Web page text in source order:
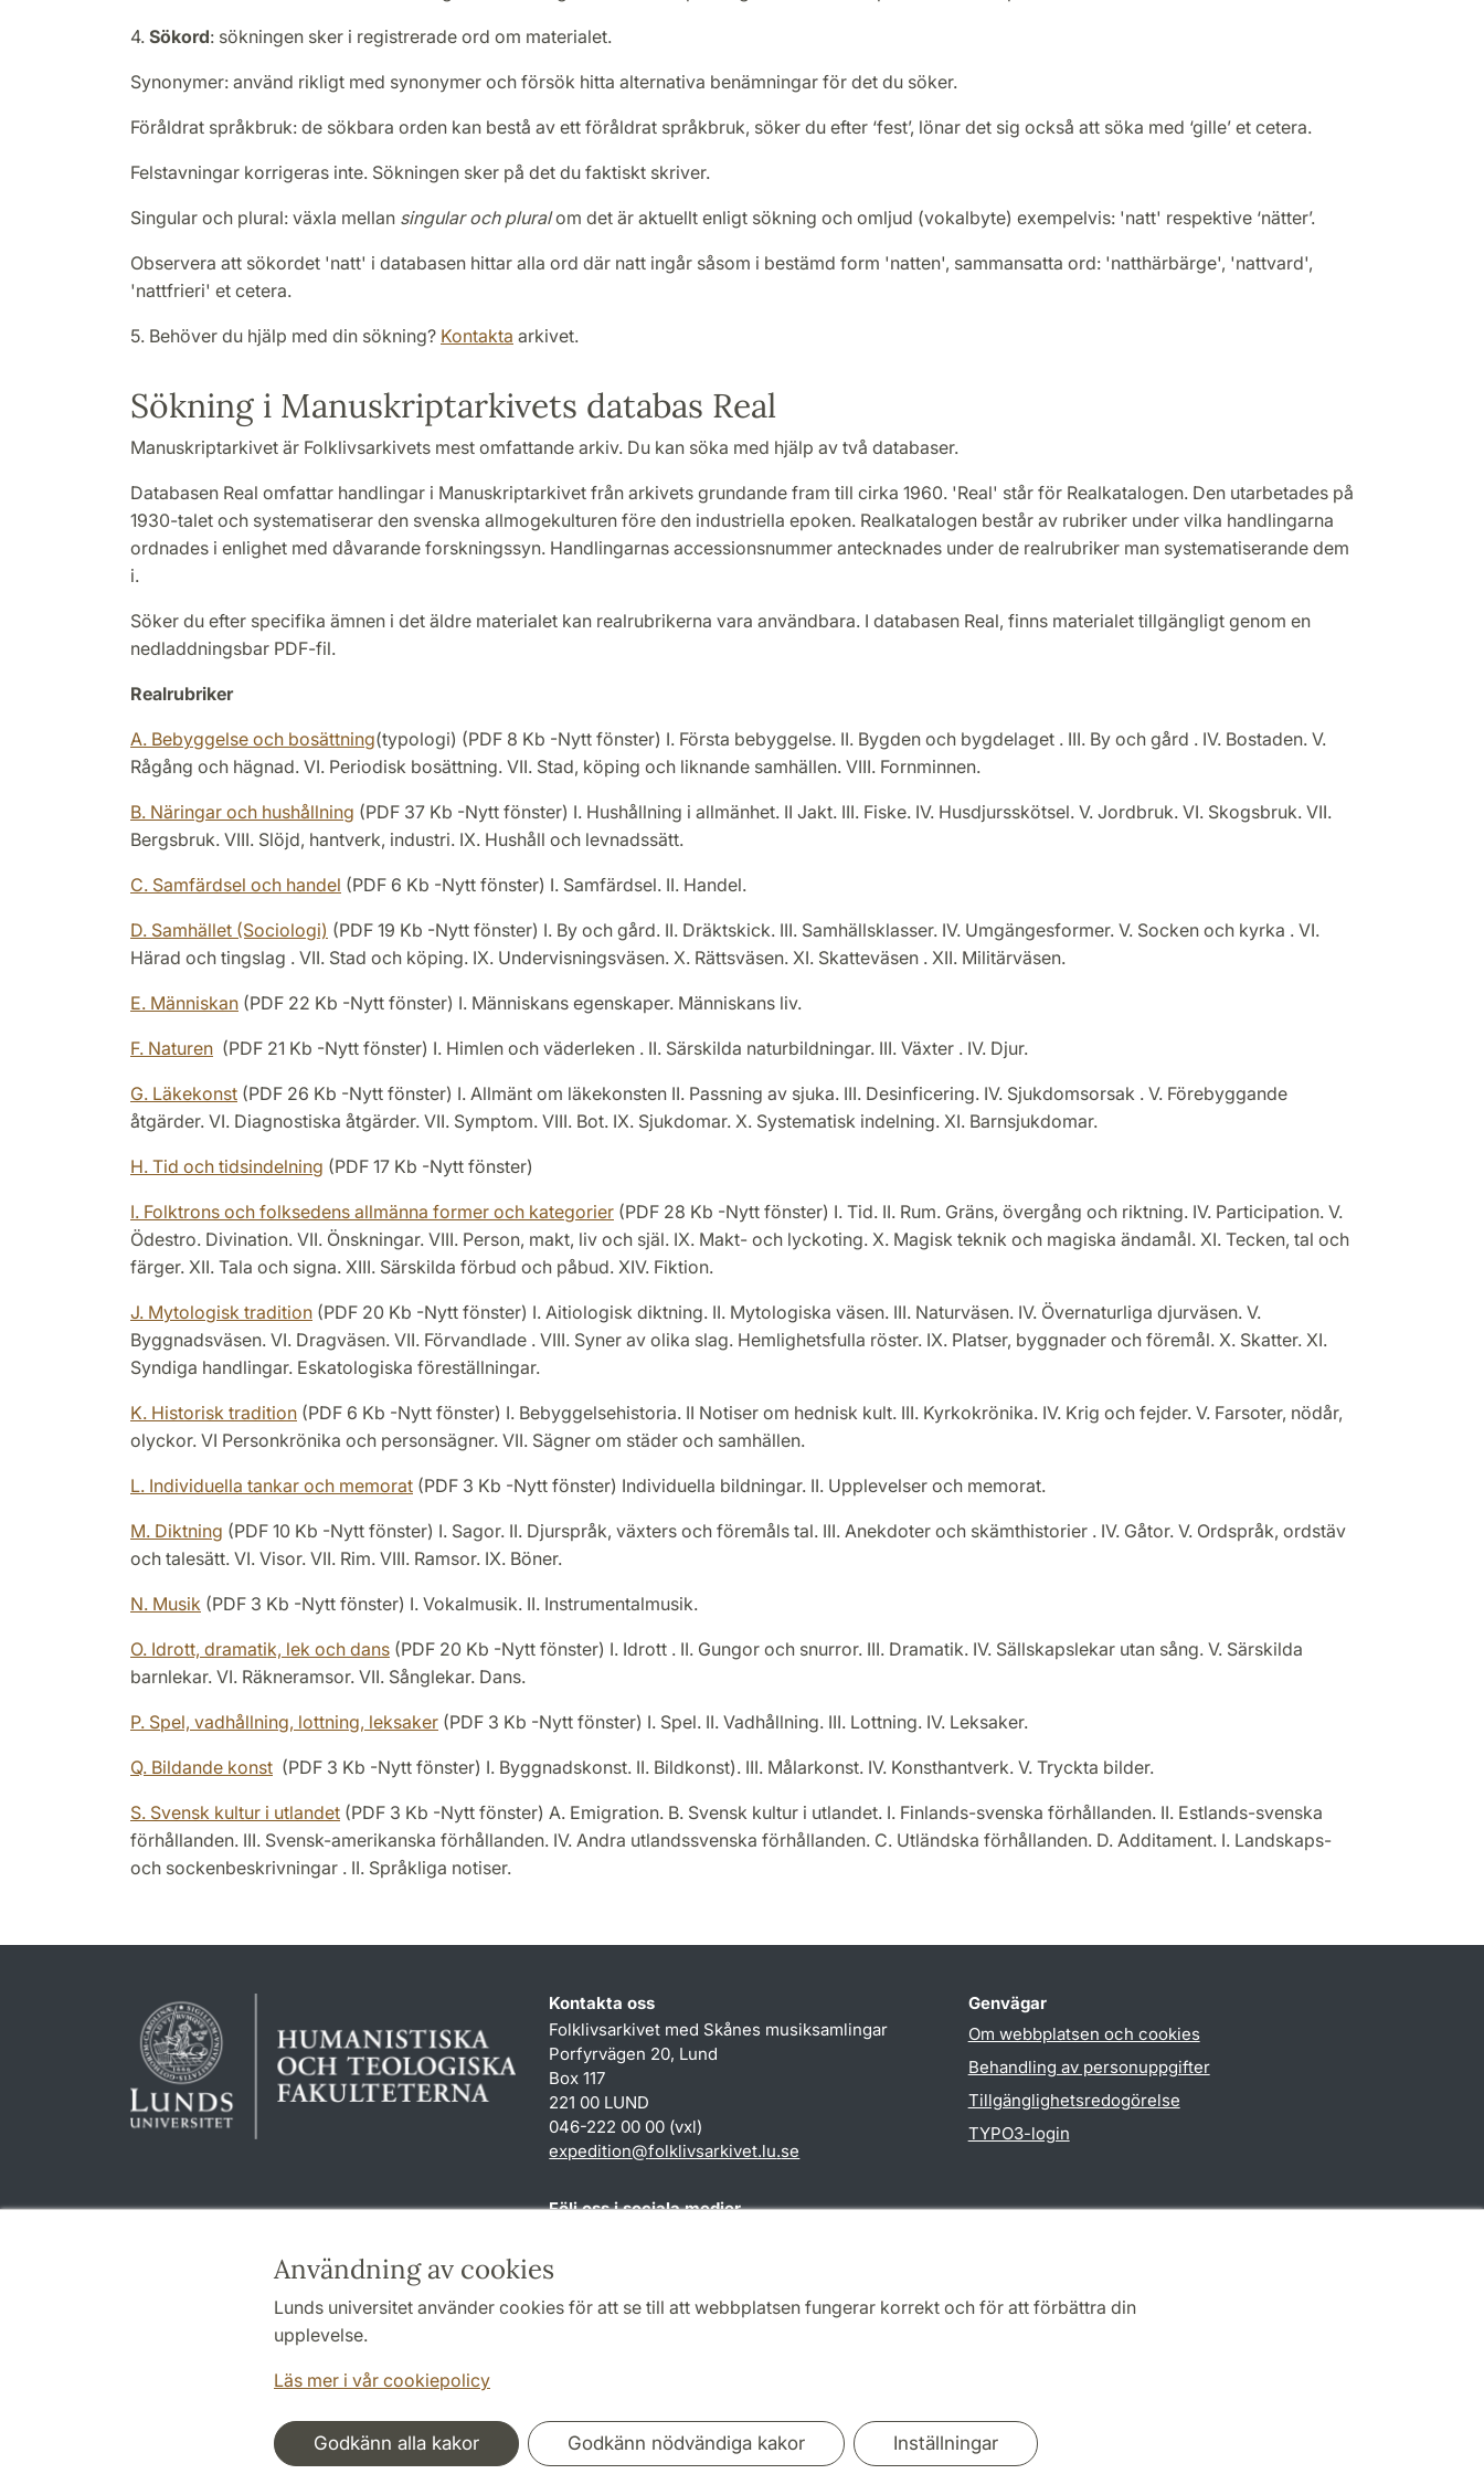
Användning av cookies
Lunds universitet använder cookies för att se till att webbplatsen fungerar korrekt och för att förbättra din
upplevelse.
Läs mer i vår cookiepolicy
Godkänn alla kakor Godkänn nödvändiga kakor Inställningar
4. Sökord: sökningen sker i registrerade ord om materialet.
Synonymer: använd rikligt med synonymer och försök hitta alternativa benämningar för det du söker.
Föråldrat språkbruk: de sökbara orden kan bestå av ett föråldrat språkbruk, söker du efter ‘fest’, lönar det sig också att söka med ‘gille’ et cetera.
Felstavningar korrigeras inte. Sökningen sker på det du faktiskt skriver.
Singular och plural: växla mellan singular och pluralom det är aktuellt enligt sökning och omljud (vokalbyte) exempelvis: 'natt' respektive ‘nätter’.
Observera att sökordet 'natt' i databasen hittar alla ord där natt ingår såsom i bestämd form 'natten', sammansatta ord: 'natthärbärge', 'nattvard',
'nattfrieri' et cetera.
5. Behöver du hjälp med din sökning? Kontakta arkivet.
Sökning i Manuskriptarkivets databas Real
Manuskriptarkivet är Folklivsarkivets mest omfattande arkiv. Du kan söka med hjälp av två databaser.
Databasen Real omfattar handlingar i Manuskriptarkivet från arkivets grundande fram till cirka 1960. 'Real' står för Realkatalogen. Den utarbetades på
1930-talet och systematiserar den svenska allmogekulturen före den industriella epoken. Realkatalogen består av rubriker under vilka handlingarna
ordnades i enlighet med dåvarande forskningssyn. Handlingarnas accessionsnummer antecknades under de realrubriker man systematiserande dem
i.
Söker du efter specifika ämnen i det äldre materialet kan realrubrikerna vara användbara. I databasen Real, finns materialet tillgängligt genom en
nedladdningsbar PDF-fil.
Realrubriker
A. Bebyggelse och bosättning(typologi) (PDF 8 Kb -Nytt fönster) I. Första bebyggelse. II. Bygden och bygdelaget . III. By och gård . IV. Bostaden. V.
Rågång och hägnad. VI. Periodisk bosättning. VII. Stad, köping och liknande samhällen. VIII. Fornminnen.
B. Näringar och hushållning (PDF 37 Kb -Nytt fönster) I. Hushållning i allmänhet. II Jakt. III. Fiske. IV. Husdjursskötsel. V. Jordbruk. VI. Skogsbruk. VII.
Bergsbruk. VIII. Slöjd, hantverk, industri. IX. Hushåll och levnadssätt.
C. Samfärdsel och handel (PDF 6 Kb -Nytt fönster) I. Samfärdsel. II. Handel.
D. Samhället (Sociologi) (PDF 19 Kb -Nytt fönster) I. By och gård. II. Dräktskick. III. Samhällsklasser. IV. Umgängesformer. V. Socken och kyrka . VI.
Härad och tingslag . VII. Stad och köping. IX. Undervisningsväsen. X. Rättsväsen. XI. Skatteväsen . XII. Militärväsen.
E. Människan (PDF 22 Kb -Nytt fönster) I. Människans egenskaper. Människans liv.
F. Naturen (PDF 21 Kb -Nytt fönster) I. Himlen och väderleken . II. Särskilda naturbildningar. III. Växter . IV. Djur.
G. Läkekonst (PDF 26 Kb -Nytt fönster) I. Allmänt om läkekonsten II. Passning av sjuka. III. Desinficering. IV. Sjukdomsorsak . V. Förebyggande
åtgärder. VI. Diagnostiska åtgärder. VII. Symptom. VIII. Bot. IX. Sjukdomar. X. Systematisk indelning. XI. Barnsjukdomar.
H. Tid och tidsindelning (PDF 17 Kb -Nytt fönster)
I. Folktrons och folksedens allmänna former och kategorier (PDF 28 Kb -Nytt fönster) I. Tid. II. Rum. Gräns, övergång och riktning. IV. Participation. V.
Ödestro. Divination. VII. Önskningar. VIII. Person, makt, liv och själ. IX. Makt- och lyckoting. X. Magisk teknik och magiska ändamål. XI. Tecken, tal och
färger. XII. Tala och signa. XIII. Särskilda förbud och påbud. XIV. Fiktion.
J. Mytologisk tradition (PDF 20 Kb -Nytt fönster) I. Aitiologisk diktning. II. Mytologiska väsen. III. Naturväsen. IV. Övernaturliga djurväsen. V.
Byggnadsväsen. VI. Dragväsen. VII. Förvandlade . VIII. Syner av olika slag. Hemlighetsfulla röster. IX. Platser, byggnader och föremål. X. Skatter. XI.
Syndiga handlingar. Eskatologiska föreställningar.
K. Historisk tradition (PDF 6 Kb -Nytt fönster) I. Bebyggelsehistoria. II Notiser om hednisk kult. III. Kyrkokrönika. IV. Krig och fejder. V. Farsoter, nödår,
olyckor. VI Personkrönika och personsägner. VII. Sägner om städer och samhällen.
L. Individuella tankar och memorat (PDF 3 Kb -Nytt fönster) Individuella bildningar. II. Upplevelser och memorat.
M. Diktning (PDF 10 Kb -Nytt fönster) I. Sagor. II. Djurspråk, växters och föremåls tal. III. Anekdoter och skämthistorier . IV. Gåtor. V. Ordspråk, ordstäv
och talesätt. VI. Visor. VII. Rim. VIII. Ramsor. IX. Böner.
N. Musik (PDF 3 Kb -Nytt fönster) I. Vokalmusik. II. Instrumentalmusik.
O. Idrott, dramatik, lek och dans (PDF 20 Kb -Nytt fönster) I. Idrott . II. Gungor och snurror. III. Dramatik. IV. Sällskapslekar utan sång. V. Särskilda
barnlekar. VI. Räkneramsor. VII. Sånglekar. Dans.
P. Spel, vadhållning, lottning, leksaker (PDF 3 Kb -Nytt fönster) I. Spel. II. Vadhållning. III. Lottning. IV. Leksaker.
Q. Bildande konst (PDF 3 Kb -Nytt fönster) I. Byggnadskonst. II. Bildkonst). III. Målarkonst. IV. Konsthantverk. V. Tryckta bilder.
S. Svensk kultur i utlandet (PDF 3 Kb -Nytt fönster) A. Emigration. B. Svensk kultur i utlandet. I. Finlands-svenska förhållanden. II. Estlands-svenska
förhållanden. III. Svensk-amerikanska förhållanden. IV. Andra utlandssvenska förhållanden. C. Utländska förhållanden. D. Additament. I. Landskaps-
och sockenbeskrivningar . II. Språkliga notiser.
Kontakta oss
Folklivsarkivet med Skånes musiksamlingar
Porfyrvägen 20, Lund
Box 117
221 00 LUND
046-222 00 00 (vxl)
expedition@folklivsarkivet.lu.se
Genvägar
Om webbplatsen och cookies
Behandling av personuppgifter
Tillgänglighetsredogörelse
TYPO3-login
Följ oss i sociala medier